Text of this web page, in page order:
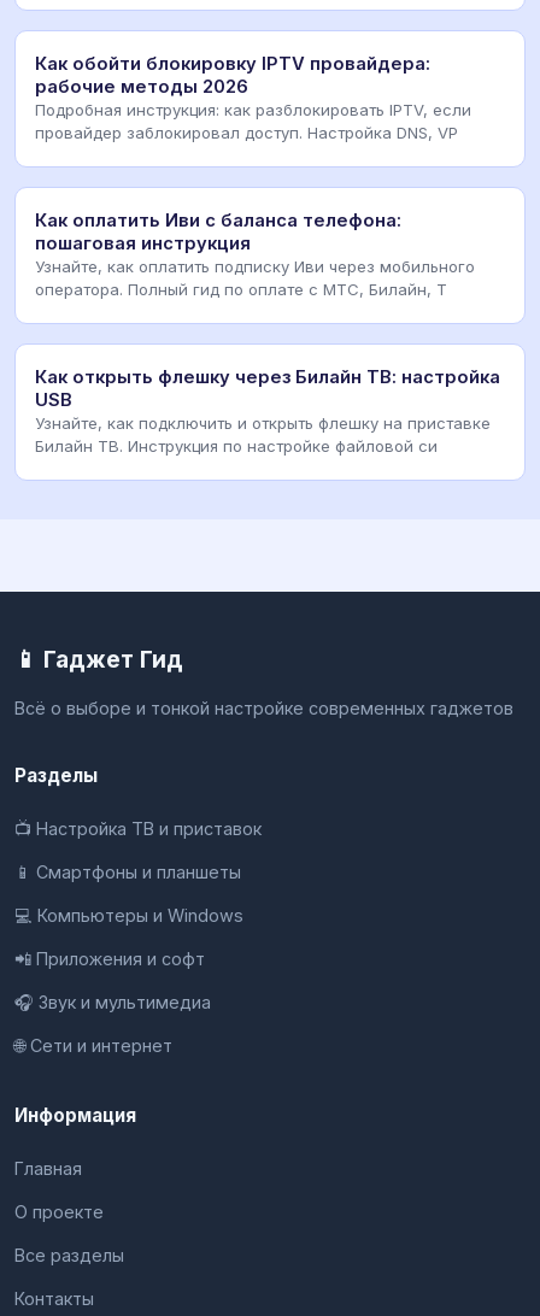
Как обойти блокировку IPTV провайдера:
рабочие методы 2026
Подробная инструкция: как разблокировать IPTV, если
провайдер заблокировал доступ. Настройка DNS, VP
Как оплатить Иви с баланса телефона:
пошаговая инструкция
Узнайте, как оплатить подписку Иви через мобильного
оператора. Полный гид по оплате с МТС, Билайн, T
Как открыть флешку через Билайн ТВ: настройка
USB
Узнайте, как подключить и открыть флешку на приставке
Билайн ТВ. Инструкция по настройке файловой си
📱 Гаджет Гид
Всё о выборе и тонкой настройке современных гаджетов
Разделы
📺 Настройка ТВ и приставок
📱 Смартфоны и планшеты
💻 Компьютеры и Windows
📲 Приложения и софт
🎧 Звук и мультимедиа
🌐 Сети и интернет
Информация
Главная
О проекте
Все разделы
Контакты